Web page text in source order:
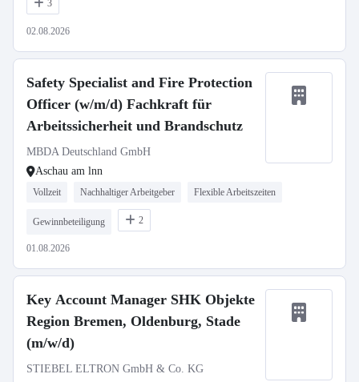
3
02.08.2026
Safety Specialist and Fire Protection
Officer (w/m/d) Fachkraft für
Arbeitssicherheit und Brandschutz
MBDA Deutschland GmbH
Aschau am lnn
Vollzeit Nachhaltiger Arbeitgeber Flexible Arbeitszeiten
Gewinnbeteiligung 2
01.08.2026
Key Account Manager SHK Objekte
Region Bremen, Oldenburg, Stade
(m/w/d)
STIEBEL ELTRON GmbH & Co. KG